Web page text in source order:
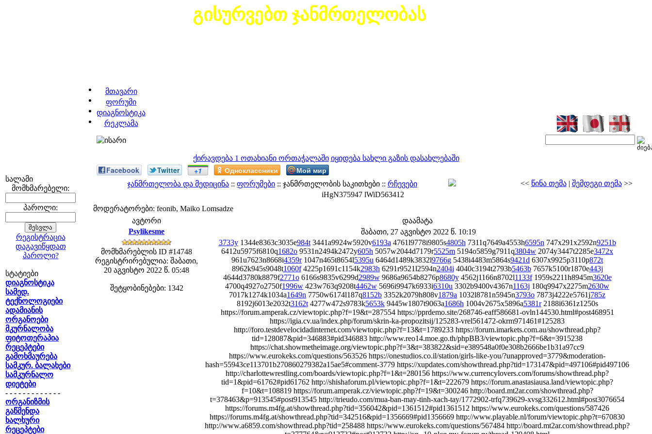
გისურვებთ ჯანმრთელობას
მთავარი
ფორუმი
დიაგნოსტიკა
რეკლამა
ქირავდება 1 ოთახიანი ორთაჭალაში იყიდება სახლი გაზის დასახლებაში
სალამი
მომხმარებელი:
პაროლი:
რეგისტრაცია
დაგავიწყდათ
პაროლი?
სტატიები
დიაგნოსტიკა
სამედ.
ტექნოლოგიები
ადამიანის
ორგანოები
მკურნალობა
ფიტოთერაპია
რეცეპტები
გამოხმაურება
სამკურ. ბალახები
სამკურნალო
დიეტები
- - - - - - - - - - - - -
ორგანიზმის
გაწმენდა
ხალხური
რეცეპტები
Facebook Twitter +1 Одноклассники Мой мир
ჯანმრთელობა და მედიცინა :: ფორუმები :: ჯანმრთელობის საკითხები :: რჩევები << წინა თემა| შემდეგი თემა>>
iHgN375947 lWiD563412
მოდერატორები: feonib, Maiko Lomsadze
ავტორი
დაამატა
Psylikesme
შაბათი, 27 აგვისტო 2022 წ. 10:19
მომხმარებლის ID #14748
რეგისტრირებულია: შაბათი,
20 აგვისტო 2022 წ. 05:48
შეტყობინებები: 1342
3733y1344e8363c3035e984t3441a9924w5920v6193a 4761l9778i9805s4805h 7311q7649a4553h6595n 747x291x2592n9251b
6412u5975f6810q1682o 9531n2494k2472y605h 5057w2044d7179r5525m 5194o5859g7911q3804w 2074y3447t2285e3472x
961u7623n8668i4359r1047n465t8654l5395u 6464d1489k3832l9766g 5438i4483m5864s9421d 6307x9925p3110p872t
8962k945s9048t1060f4225p1691c1154k2983h 6291r9521l2594n2404i 4040c3194t2793b5463b7657k5100r1870e443j
4644d3780k8879f2771o6166s9835v6299d2989w9686a9654b8276p8680y4562j1166n8702l1133f1959s2211h8945m3620e
4700q4927o2750f1996w 423w763q9208t4462w 5696i9947k6933i6310u 3302b9400v4367n1163j 180q9947x2275m2630w
7017k1274k1034a1649n 7750w6174l187q8152b 3352k2079h808v1879a 1032l8781n5945n3793o 7873j4222e5761j785z
8192j6013e2032t3162t4277w472s9783k5653k9445w1807t9063a1686h 1004v2675x5896a5381r2188i6361z1250s
https://forum.amperak.cz/viewtopic.php?f=19&t=287554 https://pprdemo.site/268746-eaff586681-ovln144530.html#post468951
https://igia.cv.ua/index.php/forum/skrin-ka-propozitsij/125283-vrel561472-okrm971461#125283
http://foro.testdevelocidadinternet.com/viewtopic.php?f=13&t=1789233 https://forum.imarkets.com.au/showthread.php?
tid=128087&pid=346883#pid346883 http://www.reo14.moe.go.th/phpBB3/viewtopic.php?f=6&t=3915238
https://chat.showmetheimage.org/viewtopic.php?f=3&t=383822&sid=e389548a0f0e308b2666be1b31a97cc9
https://www.eurokeks.com/questions/563526 https://onestudios.co.il/station/girls-like-you/?unapproved=3779&moderation-
hash=55943ce113701b270860279382a15ae5#comment-3779 https://xupdates.com/showthread.php?tid=173147&pid=497106#pid497106
http://charlottewrestling.com/boards/viewtopic.php?f=1&t=280156 https://www.currencylovers.com/forums/showthread.php?
tid=1&pid=61762#pid61762 http://shishaforum.pl/viewtopic.php?f=1&t=222679 https://forum.anastasiausa.land/viewtopic.php?
f=10&t=108819 https://forum.amperak.cz/viewtopic.php?f=19&t=300246 http://board.mt2ar.com/showthread.php?
t=378463&p=913545#post913545 http://trieudo.com/mua-ban-may-tinh-xach-tay/1772902-trfq739629-xvsg332612.html#post3076654
https://forums.m4fg.at/showthread.php?tid=356042&pid=1361512#pid1361512 https://www.eurokeks.com/questions/587426
https://forums.m4fg.at/showthread.php?tid=342516&pid=1356669#pid1356669 http://www.playable.nl/forum/viewtopic.php?t=670830
http://www.a6859.com/showthread.php?tid=258488 https://www.eurokeks.com/questions/567484 http://board.mt2ar.com/showthread.php?